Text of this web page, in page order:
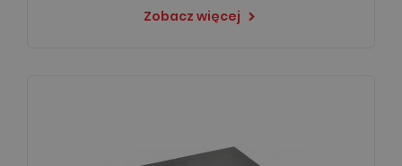
Zobacz więcej keyboard_arrow_right